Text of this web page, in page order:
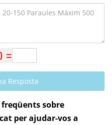
Resposta
freqüents sobre
per ajudar-vos a